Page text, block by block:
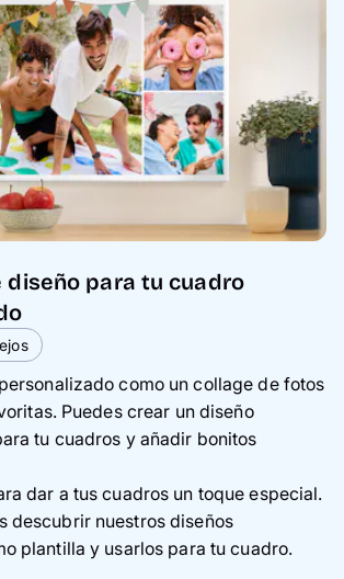
diseño para tu cuadro
como un collage de fotos
Puedes crear un diseño
tu cuadros y añadir bonitos
dar a tus cuadros un toque especial.
descubrir nuestros diseños
plantilla y usarlos para tu cuadro.